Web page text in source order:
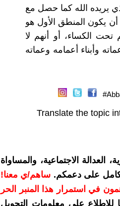
يريده الله كما حصل مع
يكون المنطق الأول هو
الكساء، أو أنهم لا
وأبناء أعمامه وعماته
Translate the topic
الاجتماعية، والمساواة
كامل على دعمكم. ساهم/ي معنا!
تساهمون في استمرار هذا المنبر الحر
للاطلاع على معلومات التحويل